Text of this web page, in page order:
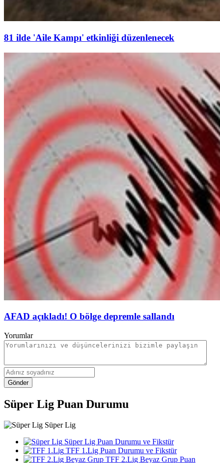
81 ilde 'Aile Kampı' etkinliği düzenlenecek
AFAD açıkladı! O bölge depremle sallandı
Yorumlar
Gönder
Süper Lig Puan Durumu
Süper Lig
Süper Lig Puan Durumu ve Fikstür
TFF 1.Lig Puan Durumu ve Fikstür
TFF 2.Lig Beyaz Grup Puan